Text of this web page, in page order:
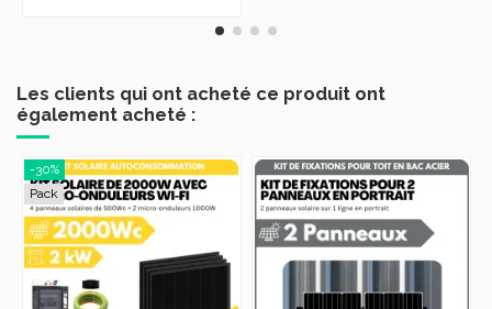
Les clients qui ont acheté ce produit ont
également acheté :
-30%
Pack